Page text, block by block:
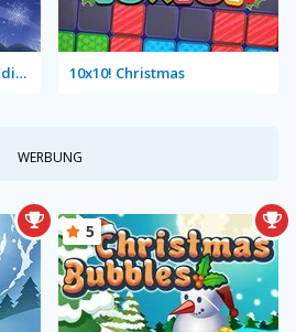
Smarty Bubbles X-MAS Edition 10x10! Christmas
WERBUNG
5